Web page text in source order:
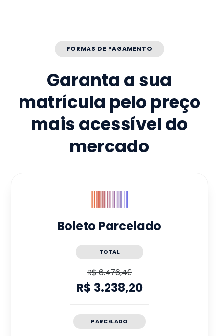
FORMAS DE PAGAMENTO
Garanta a sua
matrícula pelo preço
mais acessível do
mercado
Boleto Parcelado
TOTAL
R$ 6.476,40
R$ 3.238,20
PARCELADO